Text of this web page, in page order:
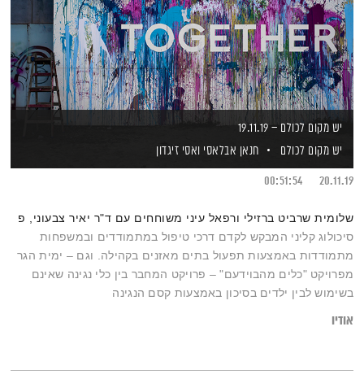
יש מקום לכולם – 19.11.19
יש מקום לכולם
חנאן אבלאסי ואסי זיגדון
20.11.19
00:51:54
שלומית שרביט ברזילי ורפאל עיני משוחחים עם ד"ר יאיר צבעוני, פ
סיכולוג קליני המבקש לקדם דרכי טיפול במתמודדים ובמשפחות
מתמודדות באמצעות תפעול בתים מאזנים בקהילה. וגם – ימית הגר
מפרויקט "כלים מהבוידעם" – פרויקט המחבר בין כלי נגינה שאינם
בשימוש לבין ילדים בסיכון באמצעות קסם הנגינה
אודיו